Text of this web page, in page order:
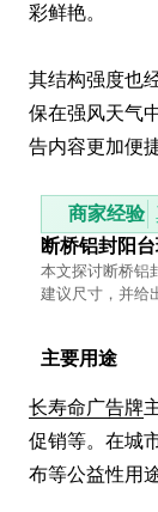
彩鲜艳。
其结构强度也
保在强风天气
告内容更加便
商家经验
断桥铝封阳
本文探讨断桥铝
建议尺寸，并给
主要用途
长寿命广告牌
促销等。在城
布等公益性用途